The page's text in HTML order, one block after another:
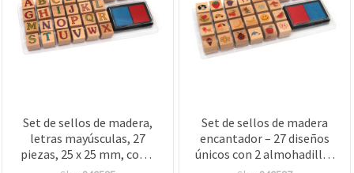
Set de sellos de madera,
letras mayúsculas, 27
piezas, 25 x 25 mm, con 2
almohadillas de tinta, 38
Set de sellos de madera
encantador – 27 diseños
únicos con 2 almohadillas
de tinta de colores – ideal